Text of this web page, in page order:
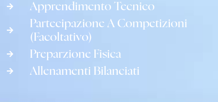
Apprendimento Tecnico
Partecipazione A Competizioni
(facoltativo)
Preparzione Fisica
Allenamenti Bilanciati